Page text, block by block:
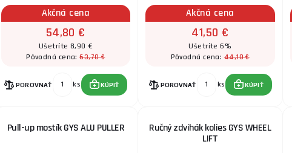
Akčná cena
54,80 €
Ušetríte 8,90 €
Pôvodná cena:63,70 €
POROVNAŤ ks KÚPIŤ
Akčná cena
41,50 €
Ušetríte 6%
Pôvodná cena:44,10 €
POROVNAŤ ks KÚPIŤ
Pull-up mostík GYS ALU PULLER
Ručný zdvihák kolies GYS WHEEL
LIFT